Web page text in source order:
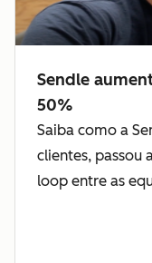
Sendle
50%
Saiba como a
clientes, passou
loop entre as